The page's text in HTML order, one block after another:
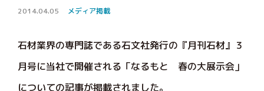
2014.04.05 メディア掲載
石材業界の専門誌である石文社発行の『月刊石材』３
月号に当社で開催される「なるもと 春の大展示会」
についての記事が掲載されました。